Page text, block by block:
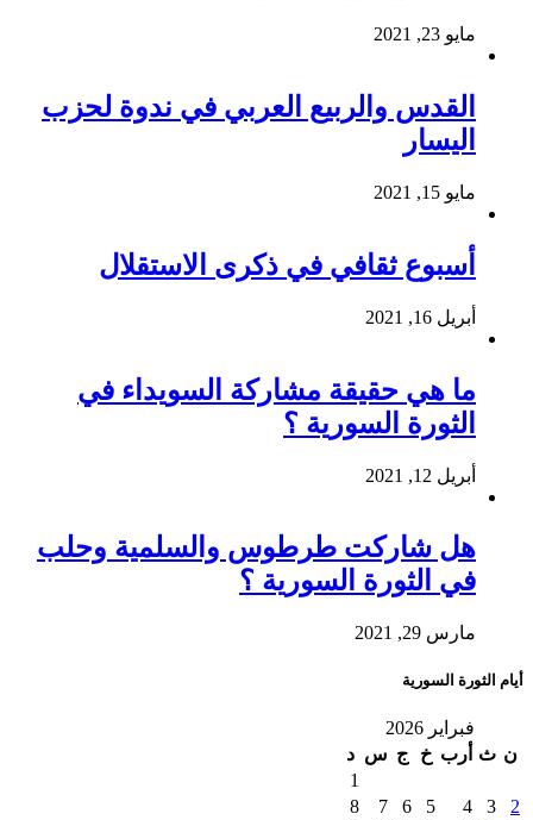
مايو 23, 2021
القدس والربيع العربي في ندوة لحزب
اليسار
مايو 15, 2021
أسبوع ثقافي في ذكرى الاستقلال
أبريل 16, 2021
ما هي حقيقة مشاركة السويداء في
الثورة السورية ؟
أبريل 12, 2021
هل شاركت طرطوس والسلمية وحلب
في الثورة السورية ؟
مارس 29, 2021
أيام الثورة السورية
فبراير 2026
ن ث أرب خ ج س د
1
2
3
4
5
6
7
8